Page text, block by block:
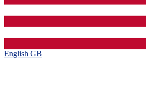
English GB‎